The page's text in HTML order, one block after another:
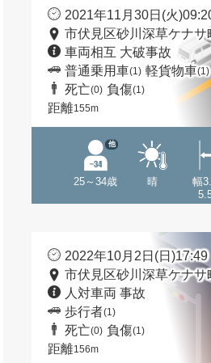
2021年11月30日(火
市伏見区砂川深草ケナサ
車両相互 大破事故
普通乗用車(1) 軽貨物車(1)
死亡(0) 負傷(1)
距離155m
25～34歳
他
晴
幅
2022年10月2日(日)17:49
市伏見区砂川深草ケナサ
人対車両 事故
歩行者(1)
死亡(0) 負傷(1)
距離156m